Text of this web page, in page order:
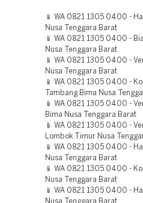
📱 WA 0821 1305 0400 -
Nusa Tenggara Barat
📱 WA 0821 1305 0400 -
Nusa Tenggara Barat
📱 WA 0821 1305 0400 -
Nusa Tenggara Barat
📱 WA 0821 1305 0400 -
Tambang Bima Nusa
📱 WA 0821 1305 0400 -
Bima Nusa Tenggara Barat
📱 WA 0821 1305 0400 -
Lombok Timur Nusa
📱 WA 0821 1305 0400 -
Nusa Tenggara Barat
📱 WA 0821 1305 0400 -
Nusa Tenggara Barat
📱 WA 0821 1305 0400 -
Nusa Tenggara Barat